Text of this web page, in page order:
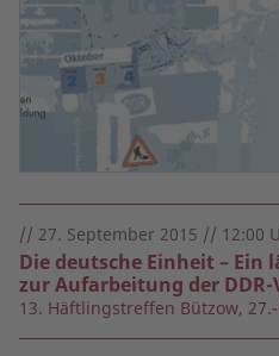
// 27. September 2015 // 12:00
Die deutsche Einheit – Ein
zur Aufarbeitung der
13. Häftlingstreffen Bützow, 27.-